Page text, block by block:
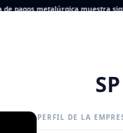
metalúrgica muestra signos
PERFIL DE LA